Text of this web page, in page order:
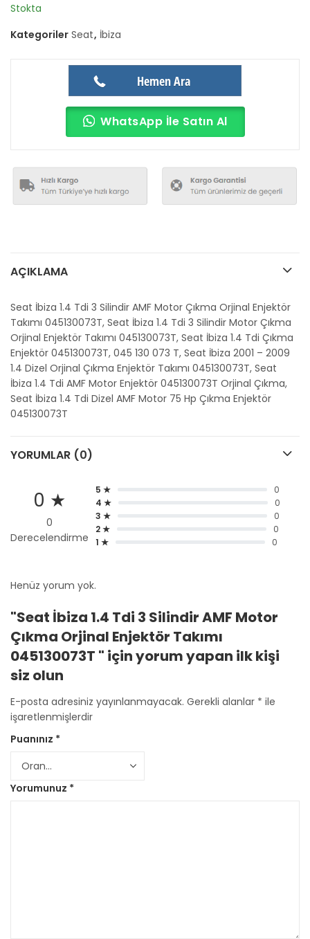
Stokta
Kategoriler Seat, İbiza
Hemen Ara
WhatsApp İle Satın Al
AÇIKLAMA
Seat İbiza 1.4 Tdi 3 Silindir AMF Motor Çıkma Orjinal Enjektör
Takımı 045130073T, Seat İbiza 1.4 Tdi 3 Silindir Motor Çıkma
Orjinal Enjektör Takımı 045130073T, Seat İbiza 1.4 Tdi Çıkma
Enjektör 045130073T, 045 130 073 T, Seat İbiza 2001 – 2009
1.4 Dizel Orjinal Çıkma Enjektör Takımı 045130073T, Seat
İbiza 1.4 Tdi AMF Motor Enjektör 045130073T Orjinal Çıkma,
Seat İbiza 1.4 Tdi Dizel AMF Motor 75 Hp Çıkma Enjektör
045130073T
YORUMLAR (0)
0 ★
0
Derecelendirme
5 ★
0
4 ★
0
3 ★
0
2 ★
0
1 ★
0
Henüz yorum yok.
"Seat İbiza 1.4 Tdi 3 Silindir AMF Motor
Çıkma Orjinal Enjektör Takımı
045130073T " için yorum yapan ilk kişi
siz olun
E-posta adresiniz yayınlanmayacak. Gerekli alanlar * ile
işaretlenmişlerdir
Puanınız *
Yorumunuz *